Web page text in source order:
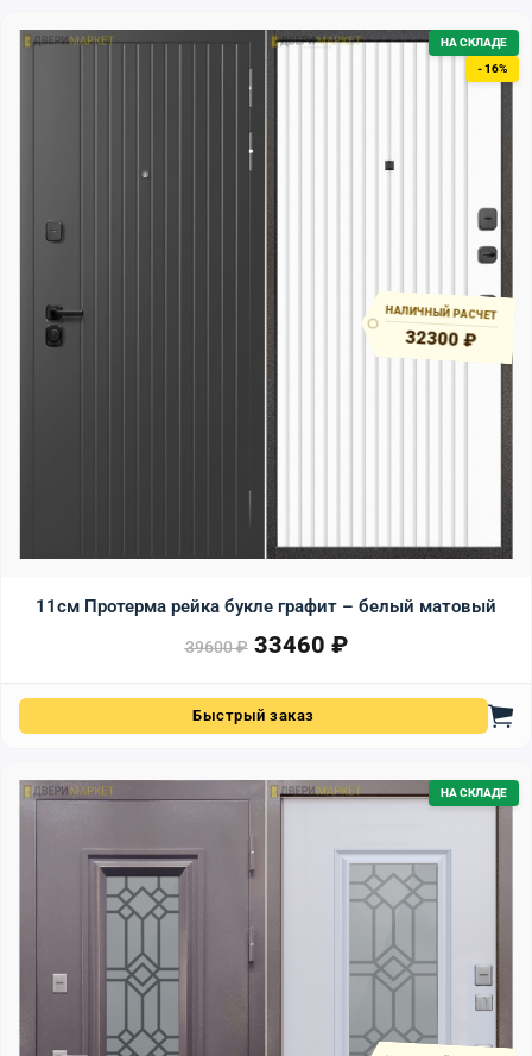
НА СКЛАДЕ
- 16%
11см Протерма рейка букле графит – белый матовый
39600₽ Первоначальная цена
33460 ₽
Текущая цена: 33460 ₽.
НАЛИЧНЫЙ РАСЧЕТ
32300 ₽
Быстрый заказ
НА СКЛАДЕ